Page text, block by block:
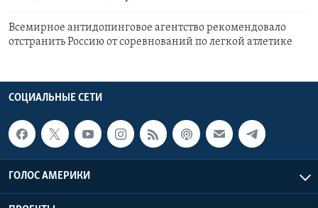
Всемирное антидопинговое агентство рекомендовало
отстранить Россию от соревнований по легкой атлетике
СОЦИАЛЬНЫЕ СЕТИ
ГОЛОС АМЕРИКИ